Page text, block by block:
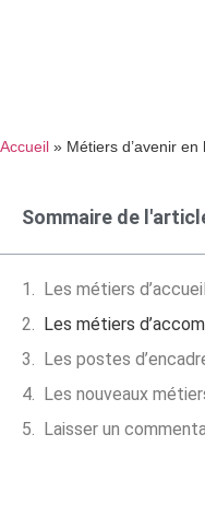
Accueil » Métiers d’avenir
Sommaire de
Les métiers d’accueil
Les métiers
Les postes
Les nouveaux
Laisser un